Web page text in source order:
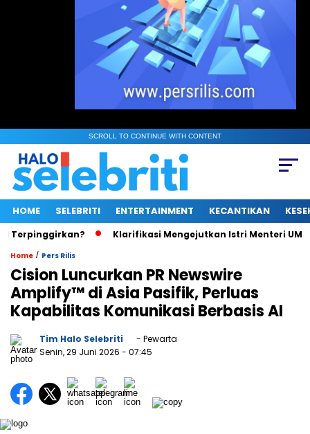
SCROLL TO CONTINUE WITH CONTENT
HOME SELEBRITI ENTERTAINMENT KECANTIKAN
Klarifikasi Mengejutkan Istri Menteri UMKM Soal
Home / Pers Rilis
Cision Luncurkan PR Newswire
Amplify™ di Asia Pasifik, Perluas
Kapabilitas Komunikasi Berbasis AI
Tim Halo Selebriti
- Pewarta
Senin, 29 Juni 2026 - 07:45